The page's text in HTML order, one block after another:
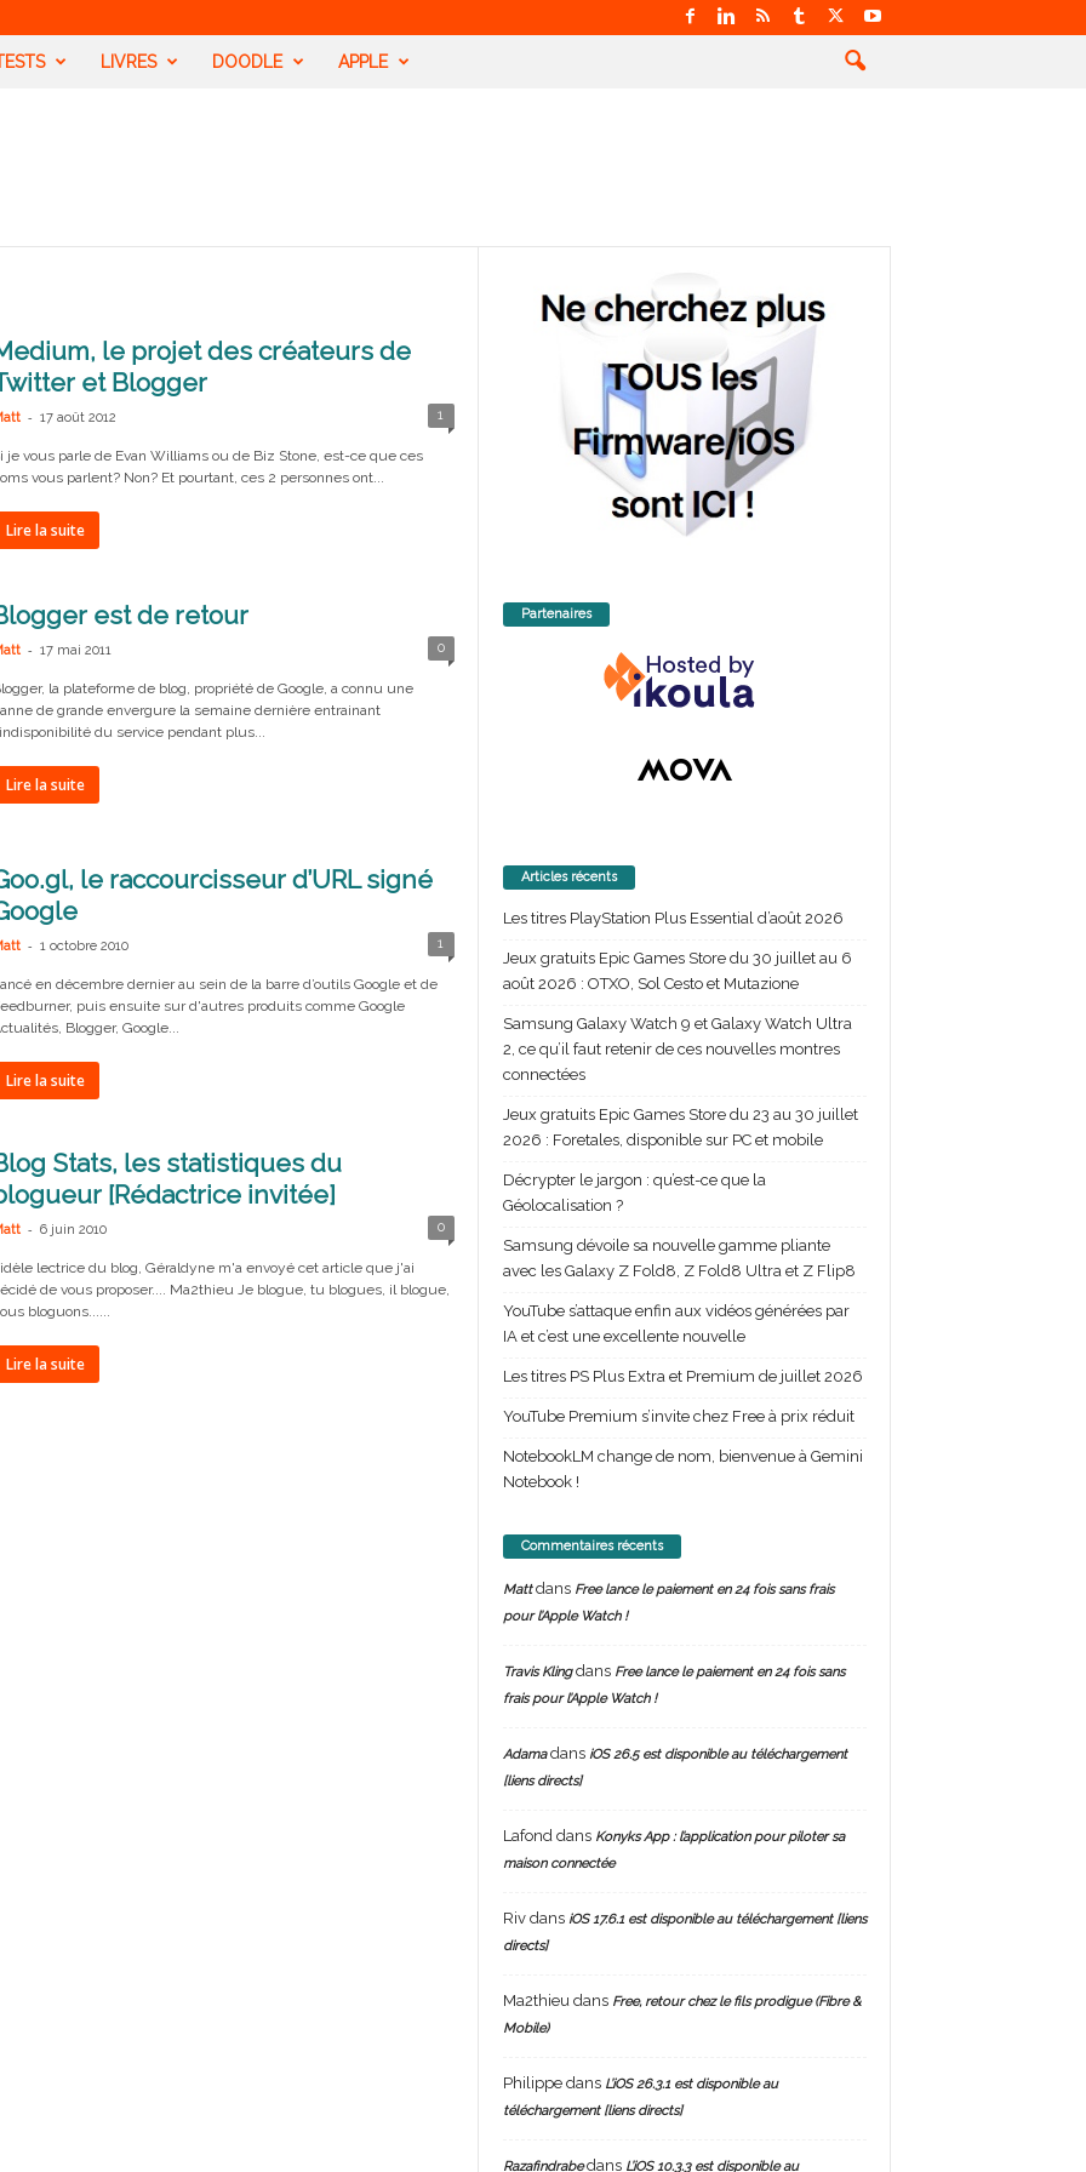
LIVRES DOODLE APPLE
le projet des créateurs de
et Blogger
- 17 août 2012 1
je vous parle de Evan Williams ou de Biz Stone, est-ce que ces
vous parlent? Non? Et pourtant, ces 2 personnes ont...
Lire la suite
est de retour
- 17 mai 2011 0
la plateforme de blog, propriété de Google, a connu une
de grande envergure la semaine dernière entrainant
du service pendant plus...
Lire la suite
le raccourcisseur d’URL signé
- 1 octobre 2010 1
en décembre dernier au sein de la barre d’outils Google et de
puis ensuite sur d'autres produits comme Google
Blogger, Google...
Lire la suite
Stats, les statistiques du
[Rédactrice invitée]
- 6 juin 2010 0
lectrice du blog, Géraldyne m'a envoyé cet article que j'ai
de vous proposer.... Ma2thieu Je blogue, tu blogues, il blogue,
bloguons......
Lire la suite
Partenaires
Articles récents
Les titres PlayStation Plus Essential d’août 2026
Jeux gratuits Epic Games Store du 30 juillet au 6
août 2026 : OTXO, Sol Cesto et Mutazione
Samsung Galaxy Watch 9 et Galaxy Watch Ultra
2, ce qu’il faut retenir de ces nouvelles montres
connectées
Jeux gratuits Epic Games Store du 23 au 30 juillet
2026 : Foretales, disponible sur PC et mobile
Décrypter le jargon : qu’est-ce que la
Géolocalisation ?
Samsung dévoile sa nouvelle gamme pliante
avec les Galaxy Z Fold8, Z Fold8 Ultra et Z Flip8
YouTube s’attaque enfin aux vidéos générées par
IA et c’est une excellente nouvelle
Les titres PS Plus Extra et Premium de juillet 2026
YouTube Premium s’invite chez Free à prix réduit
NotebookLM change de nom, bienvenue à Gemini
Notebook !
Commentaires récents
Mattdans Free lance le paiement en 24 fois sans frais
pour l’Apple Watch !
Travis Klingdans Free lance le paiement en 24 fois sans
frais pour l’Apple Watch !
Adamadans iOS 26.5 est disponible au téléchargement
[liens directs]
Lafond dans Konyks App : l’application pour piloter sa
maison connectée
Rivdans iOS 17.6.1 est disponible au téléchargement [liens
directs]
Ma2thieu dans Free, retour chez le fils prodigue (Fibre &
Mobile)
Philippedans L’iOS 26.3.1 est disponible au
téléchargement [liens directs]
Razafindrabedans L’iOS 10.3.3 est disponible au